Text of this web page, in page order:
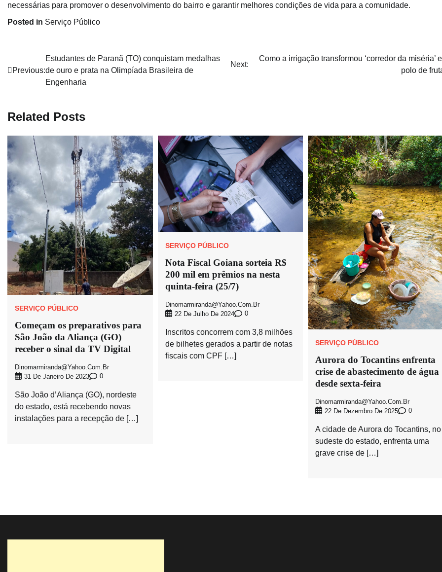
necessárias para promover o desenvolvimento do bairro e garantir melhores condições de vida para a comunidade.
Posted in Serviço Público
Navegação
Previous:
Estudantes de Paranã (TO) conquistam medalhas
de ouro e prata na Olimpíada Brasileira de
Engenharia
Next:
Como a irrigação transformou ‘corredor da miséria’
polo de
Related Posts
SERVIÇO PÚBLICO
Começam os preparativos para
São João da Aliança (GO)
receber o sinal da TV Digital
Dinomarmiranda@yahoo.com.br
31 De Janeiro De 2023
0
São João d’Aliança (GO), nordeste
do estado, está recebendo novas
instalações para a recepção de […]
SERVIÇO PÚBLICO
Nota Fiscal Goiana sorteia R$
200 mil em prêmios na nesta
quinta-feira (25/7)
Dinomarmiranda@yahoo.com.br
22 De Julho De 2024
0
Inscritos concorrem com 3,8 milhões
de bilhetes gerados a partir de notas
fiscais com CPF […]
SERVIÇO PÚBLICO
Aurora do Tocantins enfrenta
crise de abastecimento de água
desde sexta-feira
Dinomarmiranda@yahoo.com.br
22 De Dezembro De 2025
0
A cidade de Aurora do Tocantins, no
sudeste do estado, enfrenta uma
grave crise de […]